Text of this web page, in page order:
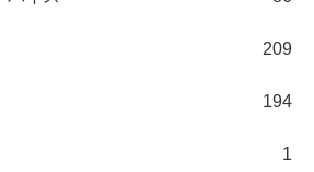
209
194
1